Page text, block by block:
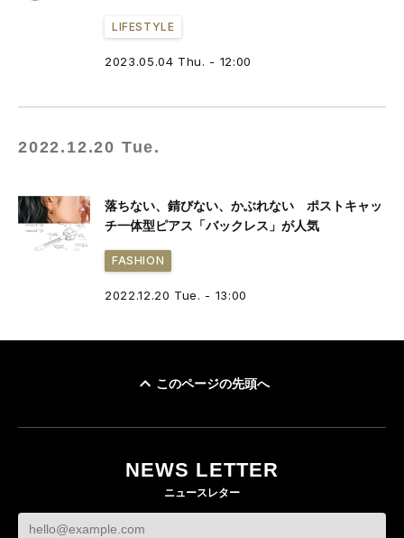
LIFESTYLE
2023.05.04 Thu. - 12:00
2022.12.20 Tue.
落ちない、錆びない、かぶれない ポストキャッ
チ一体型ピアス「バックレス」が人気
FASHION
2022.12.20 Tue. - 13:00
このページの先頭へ
NEWS LETTER
ニュースレター